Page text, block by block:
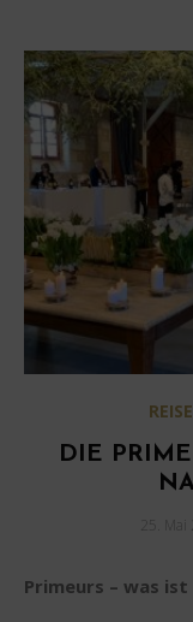
DIE
25. Mai
Primeurs – was ist